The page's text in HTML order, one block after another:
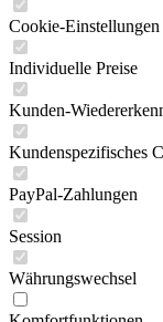
Cookie-Einstellungen
Individuelle Preise
Kunden-
Kundenspezifisches
PayPal-Zahlungen
Session
Währungswechsel